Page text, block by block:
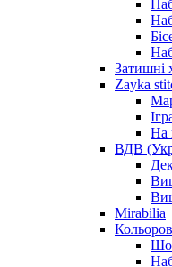
Затишні
Zayka
На
ВДВ
Mirabilia